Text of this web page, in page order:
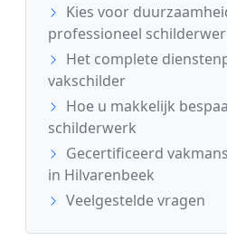
Kies voor
professioneel
Het complete
vakschilder
Hoe u makkelijk
schilderwerk
Gecertificeerd
in Hilvarenbeek
Veelgestelde vragen